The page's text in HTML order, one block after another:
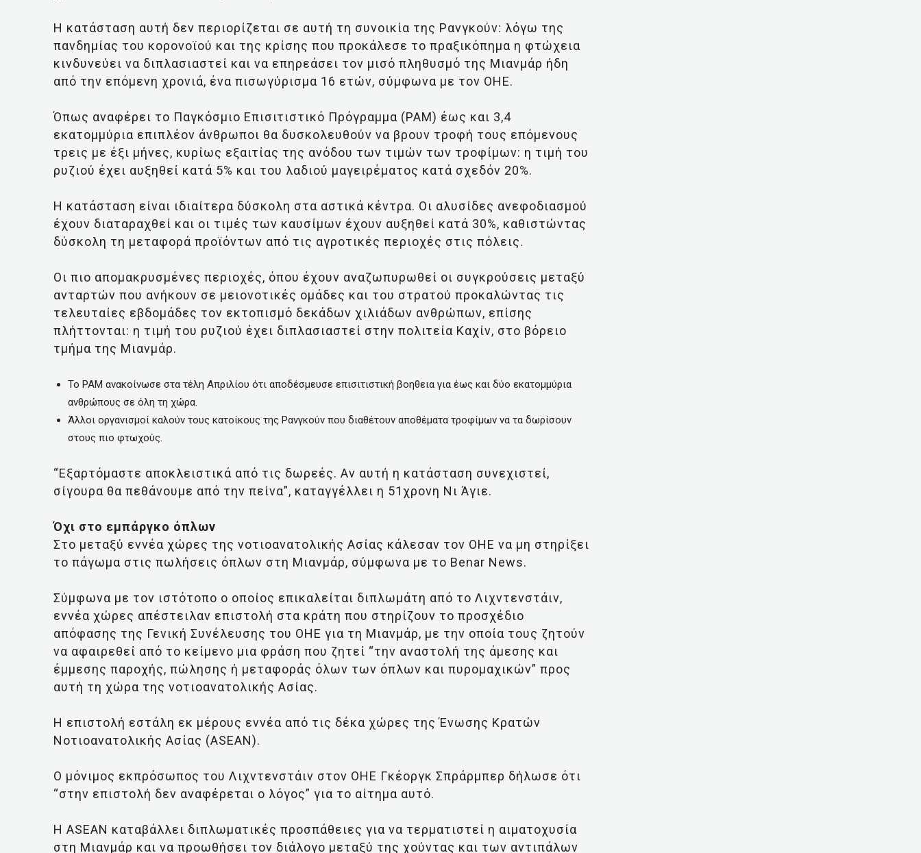
Η κατάσταση αυτή δεν περιορίζεται σε αυτή τη συνοικία της Ρανγκούν: λόγω της
πανδημίας του κορονοϊού και της κρίσης που προκάλεσε το πραξικόπημα η φτώχεια
κινδυνεύει να διπλασιαστεί και να επηρεάσει τον μισό πληθυσμό της Μιανμάρ ήδη
από την επόμενη χρονιά, ένα πισωγύρισμα 16 ετών, σύμφωνα με τον ΟΗΕ.
Όπως αναφέρει το Παγκόσμιο Επισιτιστικό Πρόγραμμα (PAM) έως και 3,4
εκατομμύρια επιπλέον άνθρωποι θα δυσκολευθούν να βρουν τροφή τους επόμενους
τρεις με έξι μήνες, κυρίως εξαιτίας της ανόδου των τιμών των τροφίμων: η τιμή του
ρυζιού έχει αυξηθεί κατά 5% και του λαδιού μαγειρέματος κατά σχεδόν 20%.
Η κατάσταση είναι ιδιαίτερα δύσκολη στα αστικά κέντρα. Οι αλυσίδες ανεφοδιασμού
έχουν διαταραχθεί και οι τιμές των καυσίμων έχουν αυξηθεί κατά 30%, καθιστώντας
δύσκολη τη μεταφορά προϊόντων από τις αγροτικές περιοχές στις πόλεις.
Οι πιο απομακρυσμένες περιοχές, όπου έχουν αναζωπυρωθεί οι συγκρούσεις μεταξύ
ανταρτών που ανήκουν σε μειονοτικές ομάδες και του στρατού προκαλώντας τις
τελευταίες εβδομάδες τον εκτοπισμό δεκάδων χιλιάδων ανθρώπων, επίσης
πλήττονται: η τιμή του ρυζιού έχει διπλασιαστεί στην πολιτεία Καχίν, στο βόρειο
τμήμα της Μιανμάρ.
Το PAM ανακοίνωσε στα τέλη Απριλίου ότι αποδέσμευσε επισιτιστική βοηθεια για έως και δύο εκατομμύρια
ανθρώπους σε όλη τη χώρα.
Άλλοι οργανισμοί καλούν τους κατοίκους της Ρανγκούν που διαθέτουν αποθέματα τροφίμων να τα δωρίσουν
στους πιο φτωχούς.
“Εξαρτόμαστε αποκλειστικά από τις δωρεές. Αν αυτή η κατάσταση συνεχιστεί,
σίγουρα θα πεθάνουμε από την πείνα”, καταγγέλλει η 51χρονη Νι Άγιε.
Όχι στο εμπάργκο όπλων
Στο μεταξύ εννέα χώρες της νοτιοανατολικής Ασίας κάλεσαν τον ΟΗΕ να μη στηρίξει
το πάγωμα στις πωλήσεις όπλων στη Μιανμάρ, σύμφωνα με το Benar News.
Σύμφωνα με τον ιστότοπο ο οποίος επικαλείται διπλωμάτη από το Λιχντενστάιν,
εννέα χώρες απέστειλαν επιστολή στα κράτη που στηρίζουν το προσχέδιο
απόφασης της Γενική Συνέλευσης του ΟΗΕ για τη Μιανμάρ, με την οποία τους ζητούν
να αφαιρεθεί από το κείμενο μια φράση που ζητεί “την αναστολή της άμεσης και
έμμεσης παροχής, πώλησης ή μεταφοράς όλων των όπλων και πυρομαχικών” προς
αυτή τη χώρα της νοτιοανατολικής Ασίας.
Η επιστολή εστάλη εκ μέρους εννέα από τις δέκα χώρες της Ένωσης Κρατών
Νοτιοανατολικής Ασίας (ASEAN).
Ο μόνιμος εκπρόσωπος του Λιχντενστάιν στον ΟΗΕ Γκέοργκ Σπράρμπερ δήλωσε ότι
“στην επιστολή δεν αναφέρεται ο λόγος” για το αίτημα αυτό.
Η ASEAN καταβάλλει διπλωματικές προσπάθειες για να τερματιστεί η αιματοχυσία
στη Μιανμάρ και να προωθήσει τον διάλογο μεταξύ της χούντας και των αντιπάλων